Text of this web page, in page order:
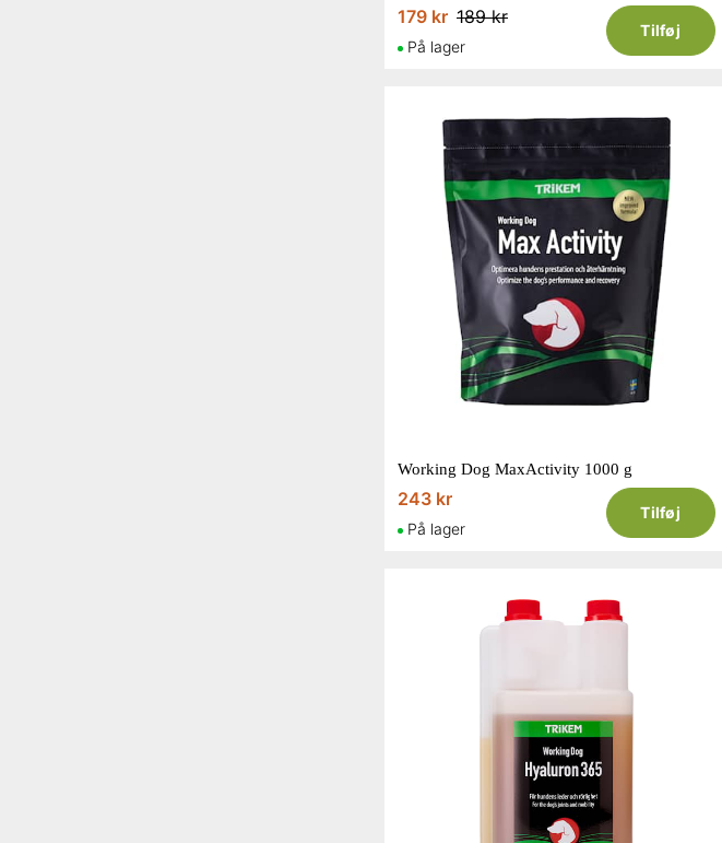
179 kr 189 kr
På lager
Tilføj
Working Dog MaxActivity 1000 g
243 kr
På lager
Tilføj